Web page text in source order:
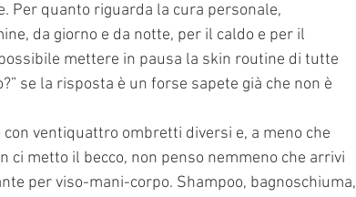
Per quanto riguarda la cura personale,
da giorno e da notte, per il caldo e per il
mettere in pausa la skin routine di tutte
se la risposta è un forse sapete già che non è
ventiquattro ombretti diversi e, a meno che
metto il becco, non penso nemmeno che arrivi
per viso-mani-corpo. Shampoo, bagnoschiuma,